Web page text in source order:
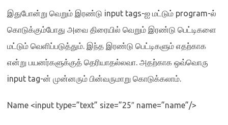
இதுபோன்று வெறும் இரண்டு input tags-ஐ மட்டும் program-ல்
கொடுக்கும்போது அவை திரையில் வெறும் இரண்டு பெட்டிகளை
மட்டும் வெளிப்படுத்தும். இந்த இரண்டு பெட்டிகளும் எதற்காக
என்று பயனர்களுக்குத் தெரியாதல்லவா. அதற்காக ஒவ்வொரு
input tag-ன் முன்னரும் பின்வருமாறு கொடுக்கலாம்.
Name <input type=”text” size=”25″ name=”name”/>